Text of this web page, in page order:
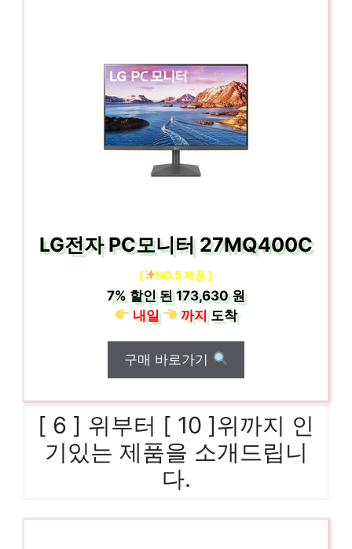
LG전자 PC모니터 27MQ400C
[ NO.5 제품 ]
7% 할인 된173,630 원
내일
까지도착
구매 바로가기
[ 6 ] 위부터 [ 10 ]위까지 인
기있는 제품을 소개드립니
다.